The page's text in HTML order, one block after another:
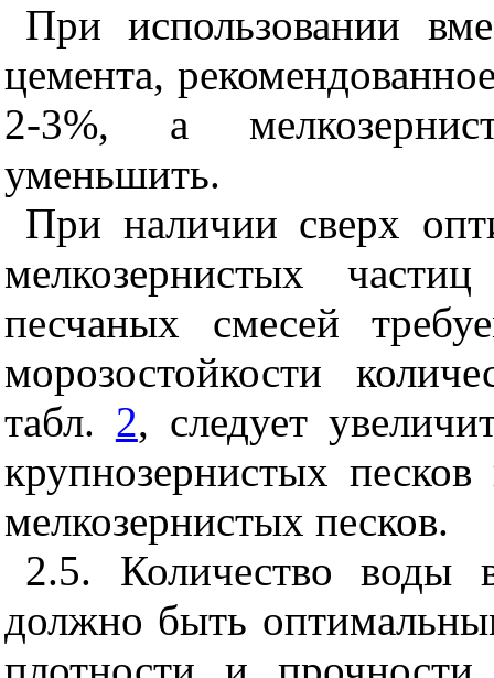
При использовании
цемента,
2-3%, а
уменьшить.
При наличии сверх
мелкозернистых
песчаных смесей
морозостойкости
табл. 2, следует
крупнозернистых
мелкозернистых песков.
2.5. Количество воды
должно быть